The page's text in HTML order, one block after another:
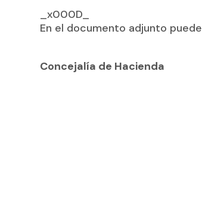
_x000D_
En el documento adjunto
Concejalía de Hacienda